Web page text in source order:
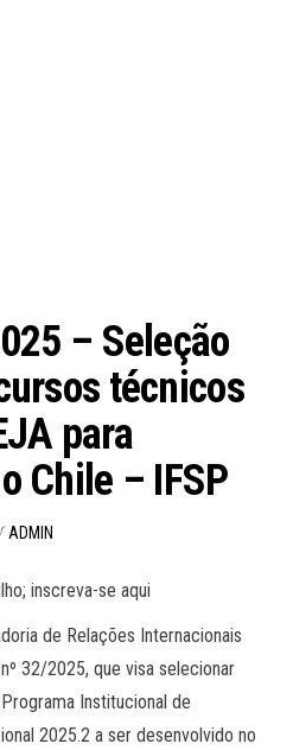
– Seleção
técnicos
para
Chile – IFSP
ADMIN
inscreva-se aqui
de Relações Internacionais
32/2025, que visa selecionar
Institucional de
2025.2 a ser desenvolvido no